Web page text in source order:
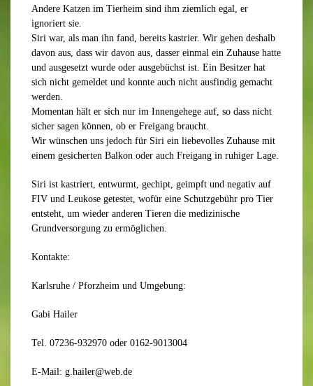
Andere Katzen im Tierheim sind ihm ziemlich egal, er
ignoriert sie.
Siri war, als man ihn fand, bereits kastrier. Wir gehen deshalb
davon aus, dass wir davon aus, dasser einmal ein Zuhause hatte
und ausgesetzt wurde oder ausgebüchst ist. Ein Besitzer hat
sich nicht gemeldet und konnte auch nicht ausfindig gemacht
werden.
Momentan hält er sich nur im Innengehege auf, so dass nicht
sicher sagen können, ob er Freigang braucht.
Wir wünschen uns jedoch für Siri ein liebevolles Zuhause mit
einem gesicherten Balkon oder auch Freigang in ruhiger Lage.
Siri ist kastriert, entwurmt, gechipt, geimpft und negativ auf
FIV und Leukose getestet, wofür eine Schutzgebühr pro Tier
entsteht, um wieder anderen Tieren die medizinische
Grundversorgung zu ermöglichen.
Kontakte:
Karlsruhe / Pforzheim und Umgebung:
Gabi Hailer
Tel. 07236-932970 oder 0162-9013004
E-Mail: g.hailer@web.de